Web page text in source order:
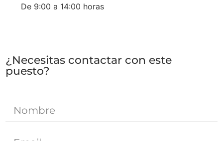
De 9:00 a 14:00 horas
¿Necesitas contactar con este
puesto?